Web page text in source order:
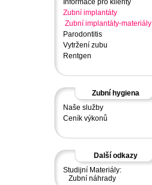
Informace pro klienty
Zubní implantáty
Zubní implantáty-materiály
Parodontitis
Vytržení zubu
Rentgen
Zubní hygiena
Naše služby
Ceník výkonů
Další odkazy
Studijní Materiály:
Zubní náhrady